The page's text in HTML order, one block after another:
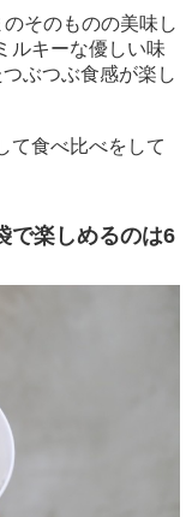
そのものの美味し
ルキーな優しい味
ぶつぶ食感が楽し
て食べ比べをして
で楽しめるのは6